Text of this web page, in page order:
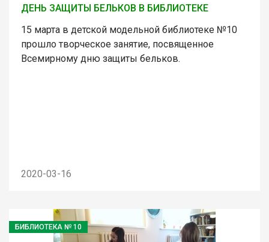
ДЕНЬ ЗАЩИТЫ БЕЛЬКОВ В БИБЛИОТЕКЕ
15 марта в детской модельной библиотеке №10
прошло творческое занятие, посвященное
Всемирному дню защиты бельков.
2020-03-16
БИБЛИОТЕКА № 10